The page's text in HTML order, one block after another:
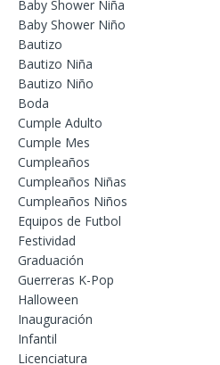
Baby Shower Niña
Baby Shower Niño
Bautizo
Bautizo Niña
Bautizo Niño
Boda
Cumple Adulto
Cumple Mes
Cumpleaños
Cumpleaños Niñas
Cumpleaños Niños
Equipos de Futbol
Festividad
Graduación
Guerreras K-Pop
Halloween
Inauguración
Infantil
Licenciatura